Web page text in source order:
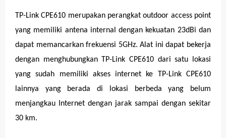
TP-Link CPE610 merupakan perangkat outdoor access point
yang memiliki antena internal dengan kekuatan 23dBi dan
dapat memancarkan frekuensi 5GHz. Alat ini dapat bekerja
dengan menghubungkan TP-Link CPE610 dari satu lokasi
yang sudah memiliki akses internet ke TP-Link CPE610
lainnya yang berada di lokasi berbeda yang belum
menjangkau Internet dengan jarak sampai dengan sekitar
30 km.